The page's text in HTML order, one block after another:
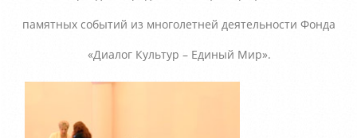
памятных событий из многолетней деятельности Фонда
«Диалог Культур – Единый Мир».